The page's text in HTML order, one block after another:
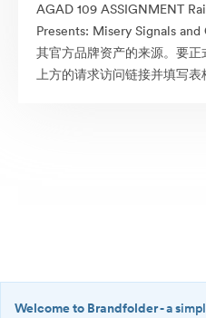
AGAD 109 ASSIGNMENT
Presents: Misery Signals
其官方品牌资产的来源。要
上方的请求访问链接并填写表
Welcome to Brandfolder- a